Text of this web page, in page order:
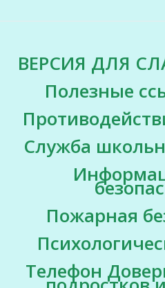
SECONDARY
MENU
ВЕРСИЯ ДЛЯ
Полезные
Служба
Пожарная
Телефон